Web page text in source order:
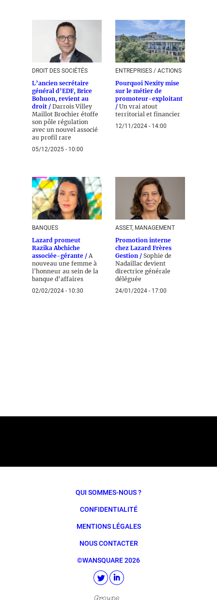
DROIT DES SOCIÉTÉS
L’ancien secrétaire
général d’EDF, Brice
Bohuon, revient au
droit / Darrois Villey
Maillot Brochier étoffe
son pôle régulation
avec un nouvel associé
au profil rare
05/12/2025 - 10:00
ENTREPRISES / ACTIONS
Pourquoi Nexity mise
sur le métier de
promoteur-exploitant
/ Un vrai atout
territorial et financier
12/11/2024 - 14:00
BANQUES
Lazard promeut
Razika Abchiche
associée-gérante / A
nouveau une femme à
l'honneur au sein de la
banque d’affaires
02/02/2024 - 10:30
ASSET, MANAGEMENT
Promotion interne
chez Lazard Frères
Gestion / Sophie de
Nadaillac devient
directrice générale
déléguée
24/01/2024 - 17:00
QUI SOMMES-NOUS ?
CONFIDENTIALITÉ
MENTIONS LÉGALES
NOUS CONTACTER
©WANSQUARE 2026